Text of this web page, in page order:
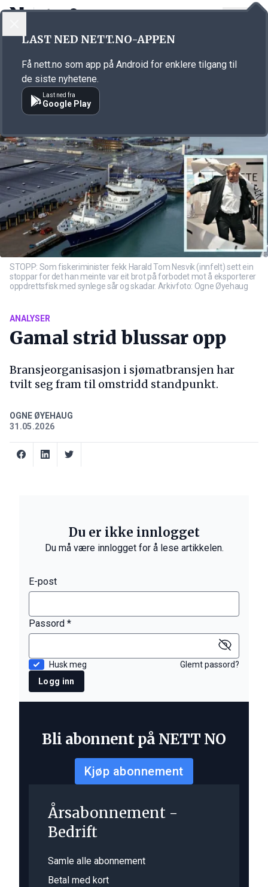
Annonsørinnhold
STOPP: Som fiskeriminister fekk Harald Tom Nesvik (innfelt) sett ein
stoppar for det han meinte var eit brot på forbodet mot å eksporterer
oppdrettsfisk med synlege sår og skadar. Arkivfoto: Ogne Øyehaug
ANALYSER
Gamal strid blussar opp
Bransjeorganisasjon i sjømatbransjen har
tvilt seg fram til omstridd standpunkt.
OGNE ØYEHAUG
31.05.2026
Du er ikke innlogget
Du må være innlogget for å lese artikkelen.
E-post
Passord *
Husk meg
Glemt passord?
Logg inn
Bli abonnent på NETT NO
Kjøp abonnement
Årsabonnement -
Bedrift
Samle alle abonnement
Betal med kort
LAST NED NETT.NO-APPEN
Få nett.no som app på Android for enklere tilgang til
de siste nyhetene.
Last ned fra
Google Play